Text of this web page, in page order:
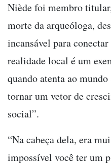
Niède foi membro
morte da arqueóloga,
incansável para
realidade local é um
quando atenta ao
tornar um vetor de
social”.
“Na cabeça dela, era
impossível você ter um